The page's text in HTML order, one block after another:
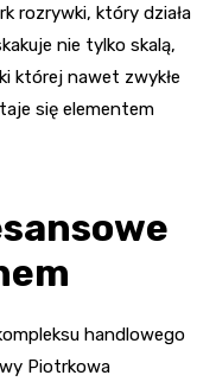
rozrywki, który działa
nie tylko skalą,
której nawet zwykłe
się elementem
handlowego
Piotrkowa